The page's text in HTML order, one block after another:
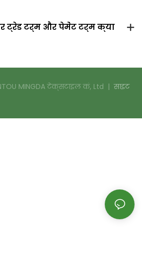
ट्रेड टर्म और पेमेंट टर्म क्या
MINGDA टेक्सटाइल कं, Ltd | साइट